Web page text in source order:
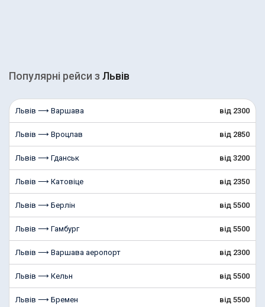
Популярні рейcи з Львів
Львів ⟶ Варшава від 2300
Львів ⟶ Вроцлав від 2850
Львів ⟶ Гданськ від 3200
Львів ⟶ Катовіце від 2350
Львів ⟶ Берлін від 5500
Львів ⟶ Гамбург від 5500
Львів ⟶ Варшава аеропорт від 2300
Львів ⟶ Кельн від 5500
Львів ⟶ Бремен від 5500